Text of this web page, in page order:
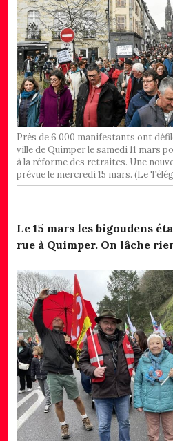
Près de 6 000 manifestants ont
ville de Quimper le samedi 11 mars
à la réforme des retraites. Une
prévue le mercredi 15 mars. (Le
Le 15 mars les bigoudens
rue à Quimper. On lâche